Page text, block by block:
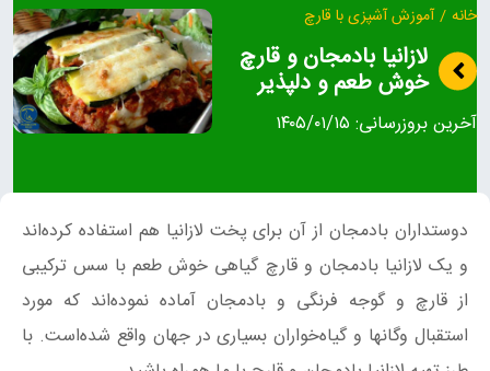
خانه / آموزش آشپزی با قارچ
لازانیا بادمجان و قارچ
خوش طعم و دلپذیر
آخرین بروزرسانی: ۱۴۰۵/۰۱/۱۵
دوستداران بادمجان از آن برای پخت لازانیا هم استفاده کرده‌اند
و یک لازانیا بادمجان و قارچ گیاهی خوش طعم با سس ترکیبی
از قارچ و گوجه فرنگی و بادمجان آماده نموده‌اند که مورد
استقبال وگانها و گیاه‌خواران بسیاری در جهان واقع شده‌است. با